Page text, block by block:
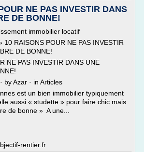
NE PAS INVESTIR DANS
DE BONNE!
immobilier locatif
10 RAISONS POUR NE PAS INVESTIR
DE BONNE!
NE PAS INVESTIR DANS UNE
by Azar · in Articles
est un bien immobilier typiquement
aussi « studette » pour faire chic mais
de bonne » A une...
rentier.fr